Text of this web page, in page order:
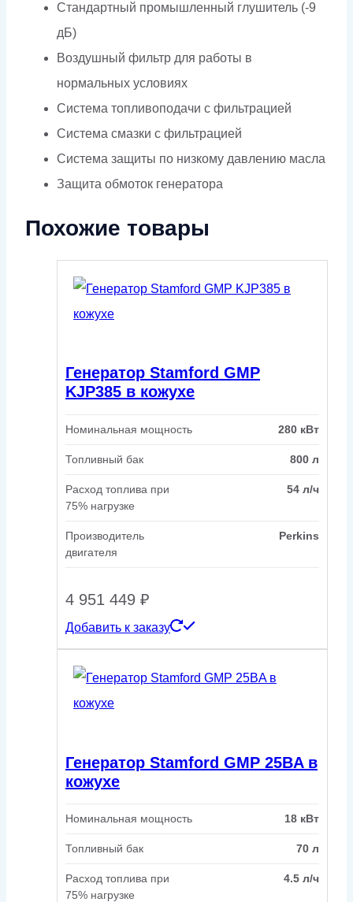
Стандартный промышленный глушитель (-9
дБ)
Воздушный фильтр для работы в
нормальных условиях
Система топливоподачи с фильтрацией
Система смазки с фильтрацией
Система защиты по низкому давлению масла
Защита обмоток генератора
Похожие товары
Генератор Stamford GMP
KJP385 в кожухе
Номинальная мощность 280 кВт
Топливный бак 800 л
Расход топлива при
75% нагрузке
54 л/ч
Производитель
двигателя
Perkins
4 951 449 ₽
Добавить к заказу
Генератор Stamford GMP 25BA в
кожухе
Номинальная мощность 18 кВт
Топливный бак 70 л
Расход топлива при
75% нагрузке
4.5 л/ч